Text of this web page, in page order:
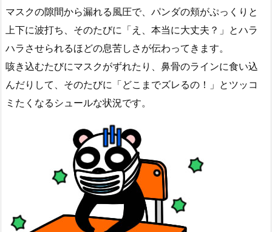
マスクの隙間から漏れる風圧で、パンダの頬がぷっくりと
上下に波打ち、そのたびに「え、本当に大丈夫？」とハラ
ハラさせられるほどの息苦しさが伝わってきます。
咳き込むたびにマスクがずれたり、鼻骨のラインに食い込
んだりして、そのたびに「どこまでズレるの！」とツッコ
ミたくなるシュールな状況です。